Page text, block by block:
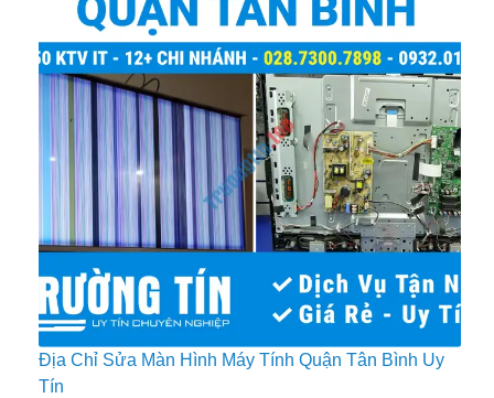
Địa Chỉ Sửa Màn Hình Máy Tính Quận Tân Bình Uy
Tín